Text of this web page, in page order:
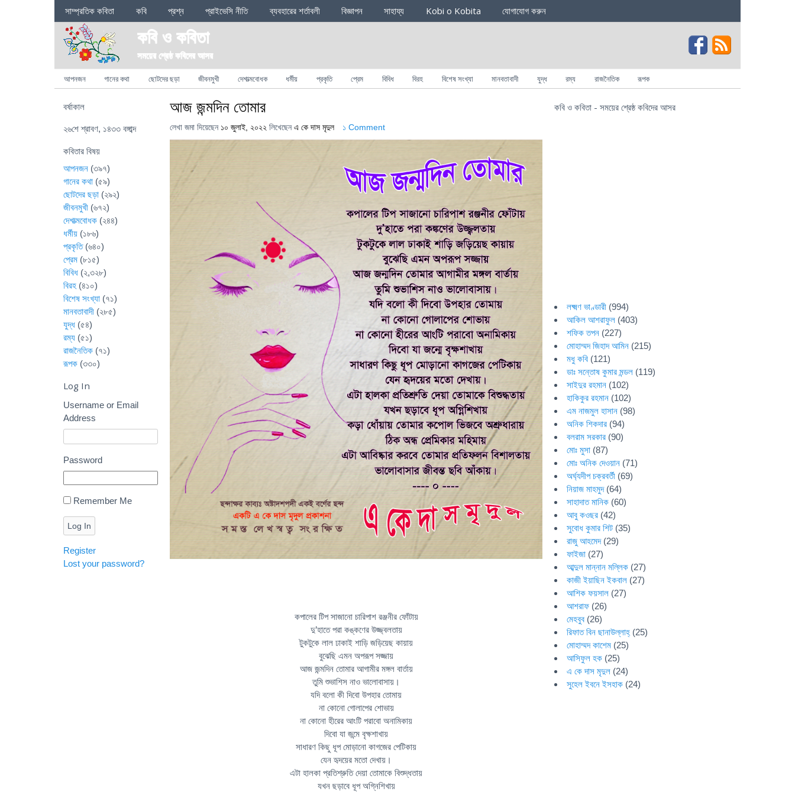
Sections
সাম্প্রতিক কবিতা কবি প্রশ্ন প্রাইভেসি নীতি ব্যবহারের শর্তাবলী বিজ্ঞাপন সাহায্য Kobi o Kobita যোগাযোগ করুন
কবি ও কবিতা
সময়ের শ্রেষ্ঠ কবিদের আসর
Categories
আপনজন গানের কথা ছোটদের ছড়া জীবনমুখী দেশাত্মবোধক ধর্মীয় প্রকৃতি প্রেম বিবিধ বিরহ বিশেষ সংখ্যা মানবতাবাদী যুদ্ধ রম্য রাজনৈতিক রূপক
আজ জন্মদিন তোমার
লেখা জমা দিয়েছেন ১০ জুলাই, ২০২২ লিখেছেন এ কে দাস মৃদুল ১ Comment
কপালের টিপ সাজানো চারিপাশ রঞ্জনীর ফোঁটায়
দু’হাতে পরা কঙ্কণের উজ্জ্বলতায়
টুকটুকে লাল ঢাকাই শাড়ি জড়িয়েছ কায়ায়
বুঝেছি এমন অপরূপ সজ্জায়
আজ জন্মদিন তোমার আগামীর মঙ্গল বার্তায়
তুমি শুভাশিস নাও ভালোবাসায়।
যদি বলো কী দিবো উপহার তোমায়
না কোনো গোলাপের শোভায়
না কোনো হীরের আংটি পরাবো অনামিকায়
দিবো যা জন্মে বৃক্ষশাখায়
সাধারণ কিছু ধূপ মোড়ানো কাগজের পেটিকায়
যেন হৃদয়ের মতো দেখায়।
এটা হালকা প্রতিশ্রুতি দেয়া তোমাকে বিশুদ্ধতায়
যখন ছড়াবে ধূপ অগ্নিশিখায়
বর্ষাকাল
২৬শে শ্রাবণ, ১৪৩৩ বঙ্গাব্দ
কবিতার বিষয়
আপনজন (৩৯৭)
গানের কথা (৫৯)
ছোটদের ছড়া (২৯২)
জীবনমুখী (৬৭২)
দেশাত্মবোধক (২৪৪)
ধর্মীয় (১৮৬)
প্রকৃতি(৬৪০)
প্রেম (৮১৫)
বিবিধ (২,৩২৮)
বিরহ (৪১০)
বিশেষ সংখ্যা (৭১)
মানবতাবাদী (২৮৫)
যুদ্ধ (৫৪)
রম্য (৫১)
রাজনৈতিক (৭১)
রূপক (৩৩০)
Log In
Username or Email
Address
Password
Remember Me
Log In
Register
Lost your password?
কবি ও কবিতা - সময়ের শ্রেষ্ঠ কবিদের আসর
লক্ষ্মণ ভাণ্ডারী (994)
আকিল আশরাফুল (403)
শফিক তপন (227)
মোহাম্মদ জিহাদ আমিন (215)
মধু কবি (121)
ডাঃ সন্তোষ কুমার মন্ডল (119)
সাইদুর রহমান (102)
হাকিকুর রহমান (102)
এম নাজমুল হাসান (98)
অনিক শিকদার (94)
বলরাম সরকার (90)
মোঃ মুসা (87)
মোঃ অনিক দেওয়ান (71)
অর্ঘ্যদীপ চক্রবর্তী (69)
নিয়াজ মাহমুদ(64)
সাহাদাত মানিক (60)
আবু কওছর (42)
সুবোধ কুমার শিট (35)
রাজু আহমেদ(29)
ফাইজা (27)
আব্দুল মান্নান মল্লিক (27)
কাজী ইয়াছিন ইকবাল (27)
আশিক ফয়সাল (27)
আশরাফ (26)
মেহবুব (26)
রিফাত বিন ছানাউল্লাহ্ (25)
মোহাম্মদ কাশেম (25)
আসিফুল হক (25)
এ কে দাস মৃদুল (24)
সুহেল ইবনে ইসহাক (24)